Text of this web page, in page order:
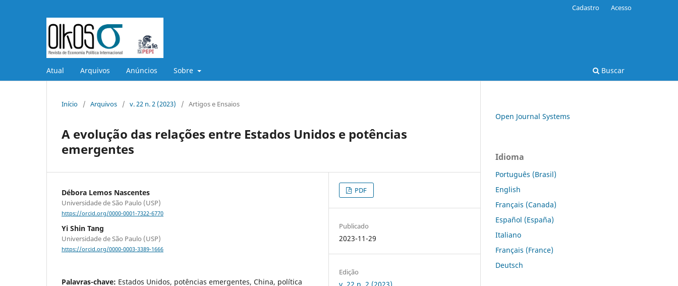
Atual Arquivos Anúncios Sobre Buscar
Cadastro Acesso
Início / Arquivos / v. 22 n. 2 (2023) / Artigos e Ensaios
A evolução das relações entre Estados Unidos e potências
emergentes
Débora Lemos Nascentes
Universidade de São Paulo (USP)
https://orcid.org/0000-0001-7322-6770
Yi Shin Tang
Universidade de São Paulo (USP)
https://orcid.org/0000-0003-3389-1666
Palavras-chave: Estados Unidos, potências emergentes, China, política
PDF
Publicado
2023-11-29
Edição
Open Journal Systems
Idioma
Português (Brasil)
English
Français (Canada)
Español (España)
Italiano
Français (France)
Deutsch